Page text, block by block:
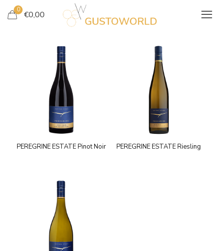
0 €0,00
PEREGRINE ESTATE Pinot Noir PEREGRINE ESTATE Riesling